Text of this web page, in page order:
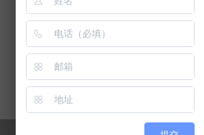
地址：郑州市管城回族区文治
联系人：郝趁义 手机：